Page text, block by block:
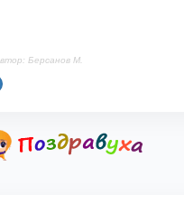
Берсанов М.